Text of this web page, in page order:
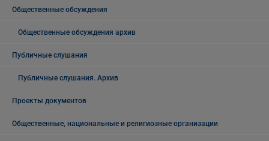
Общественные обсуждения
Общественные обсуждения архив
Публичные слушания
Публичные слушания. Архив
Проекты документов
Общественные, национальные и религиозные организации